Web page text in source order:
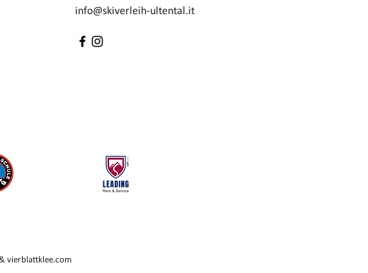
info@skiverleih-ultental.it
vierblattklee.com